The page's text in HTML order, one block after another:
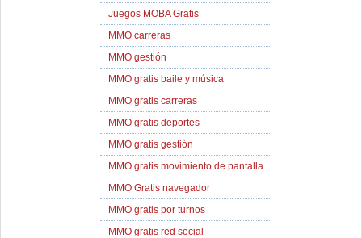
Juegos MOBA Gratis
MMO carreras
MMO gestión
MMO gratis baile y música
MMO gratis carreras
MMO gratis deportes
MMO gratis gestión
MMO gratis movimiento de pantalla
MMO Gratis navegador
MMO gratis por turnos
MMO gratis red social